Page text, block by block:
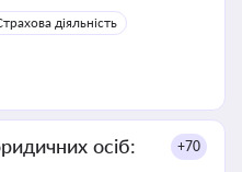
органами влади та
діяльність
осіб:
+70